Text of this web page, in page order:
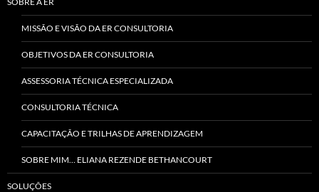
MISSÃO E VISÃO DA ER CONSULTORIA
OBJETIVOS DA ER CONSULTORIA
ASSESSORIA TÉCNICA ESPECIALIZADA
CONSULTORIA TÉCNICA
CAPACITAÇÃO E TRILHAS DE APRENDIZAGEM
SOBRE MIM… ELIANA REZENDE BETHANCOURT
SOLUÇÕES